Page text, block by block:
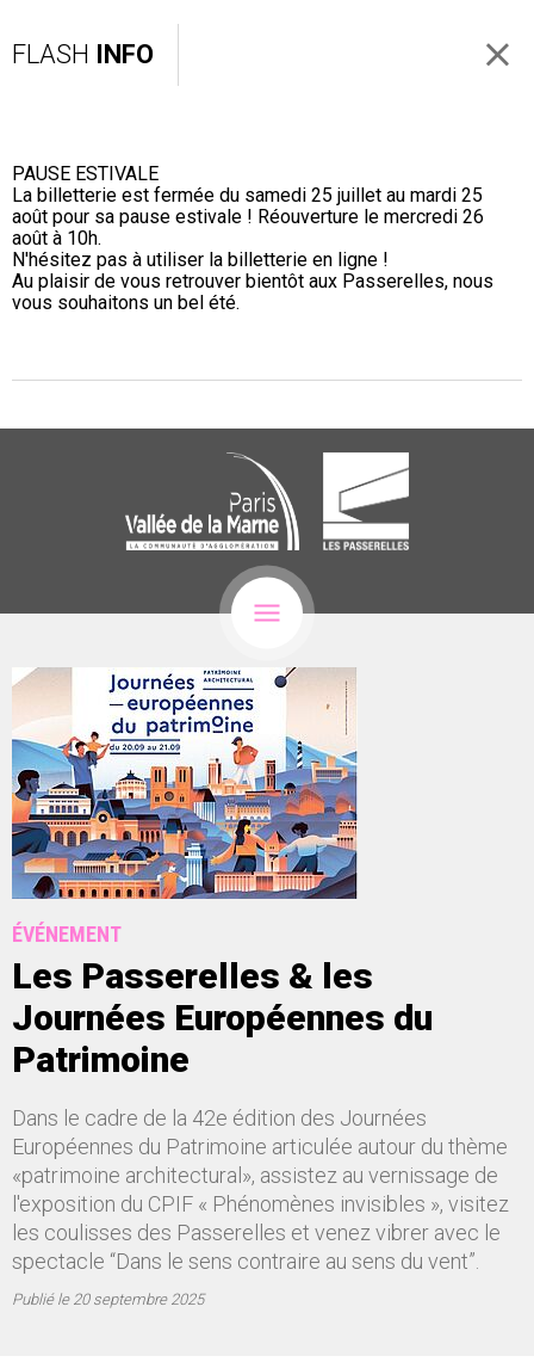
FLASH INFO
PAUSE ESTIVALE
La billetterie est fermée du samedi 25 juillet au mardi 25
août pour sa pause estivale ! Réouverture le mercredi 26
août à 10h.
N'hésitez pas à utiliser la billetterie en ligne !
Au plaisir de vous retrouver bientôt aux Passerelles, nous
vous souhaitons un bel été.
ÉVÉNEMENT
Les Passerelles & les
Journées Européennes du
Patrimoine
Dans le cadre de la 42e édition des Journées
Européennes du Patrimoine articulée autour du thème
«patrimoine architectural», assistez au vernissage de
l'exposition du CPIF « Phénomènes invisibles », visitez
les coulisses des Passerelles et venez vibrer avec le
spectacle “Dans le sens contraire au sens du vent”.
Publié le20 septembre 2025